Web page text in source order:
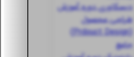
دیسکاوریدوره آموزش
طراحی محصول
جامع